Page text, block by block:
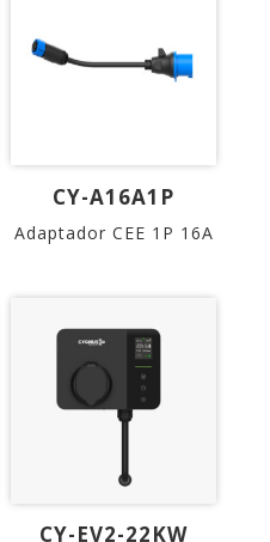
CY-A16A1P
Adaptador CEE 1P 16A
CY-EV2-22KW